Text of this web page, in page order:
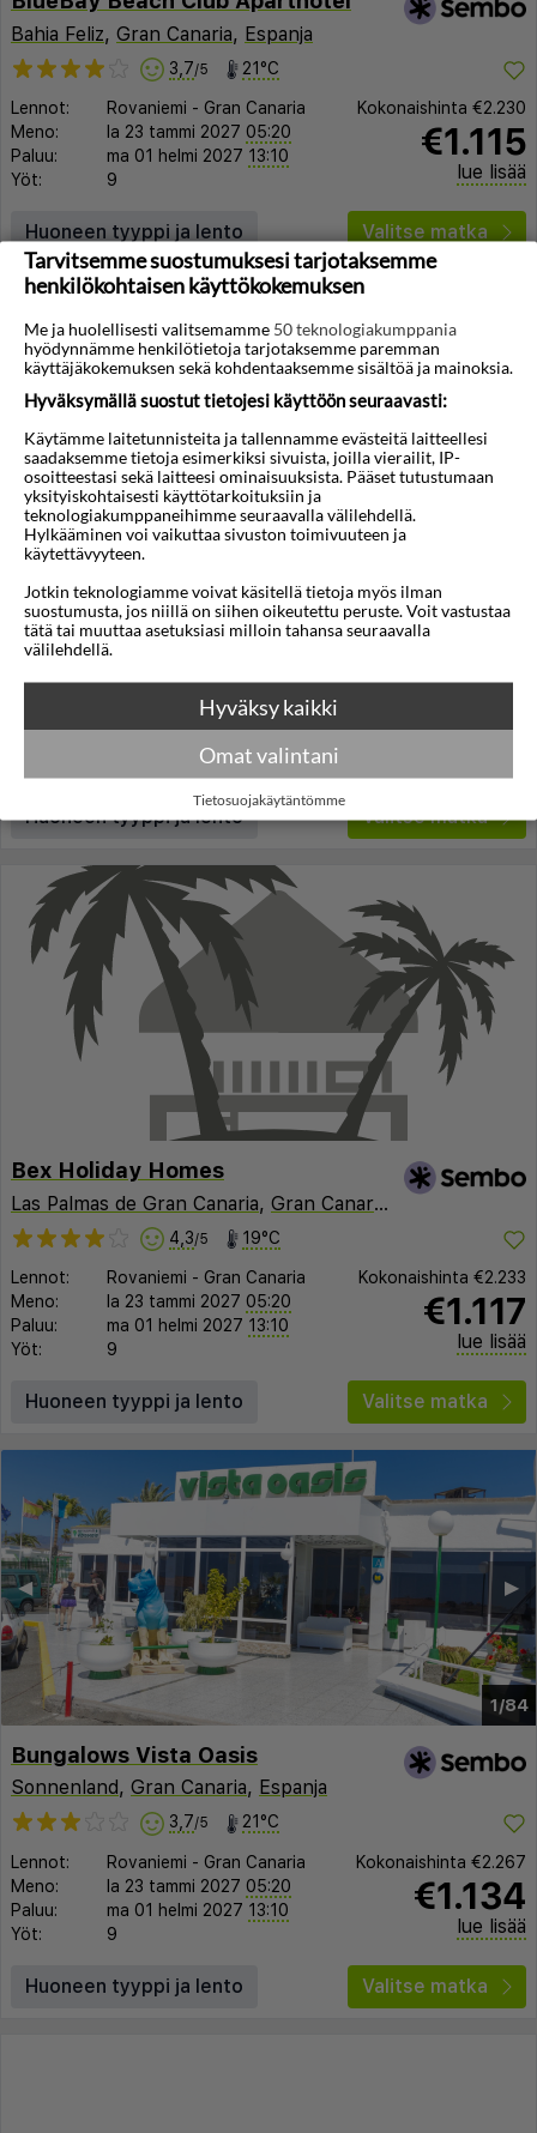
Bahia Feliz, Gran Canaria, Espanja
3,7/5 21°C
Lennot: Rovaniemi - Gran Canaria
Meno:
la 23 tammi 2027 05:20
Paluu:
ma 01 helmi 2027 13:10
Yöt:
9
Kokonaishinta €2.230
€1.115
lue lisää
Huoneen tyyppi ja lento Valitse matka
Hotel Silken Saaj Las Palmas
Las Palmas de Gran Canaria ,Gran Canaria ,Espanja
la 23 tammi 2027 05:20
€1.116
Huoneen tyyppi ja lento Valitse matka
Bex Holiday Homes
Las Palmas de Gran Canaria, Gran Canaria
4,3/5 19°C
Lennot: Rovaniemi - Gran Canaria
Meno:
la 23 tammi 2027 05:20
Paluu:
ma 01 helmi 2027 13:10
Yöt:
9
Kokonaishinta €2.233
€1.117
lue lisää
Huoneen tyyppi ja lento Valitse matka
1/84
▶︎
◀︎
Bungalows Vista Oasis
Sonnenland, Gran Canaria, Espanja
3,7/5 21°C
Lennot: Rovaniemi - Gran Canaria
Meno:
la 23 tammi 2027 05:20
Paluu:
ma 01 helmi 2027 13:10
Yöt:
9
Kokonaishinta €2.267
€1.134
lue lisää
Huoneen tyyppi ja lento Valitse matka
Tarvitsemme suostumuksesi tarjotaksemme
henkilökohtaisen käyttökokemuksen
Me ja huolellisesti valitsemamme 50 teknologiakumppania
hyödynnämme henkilötietoja tarjotaksemme paremman
käyttäjäkokemuksen sekä kohdentaaksemme sisältöä ja mainoksia.
Hyväksymällä suostut tietojesi käyttöön seuraavasti:
Käytämme laitetunnisteita ja tallennamme evästeitä laitteellesi
saadaksemme tietoja esimerkiksi sivuista, joilla vierailit, IP-
osoitteestasi sekä laitteesi ominaisuuksista. Pääset tutustumaan
yksityiskohtaisesti käyttötarkoituksiin ja
teknologiakumppaneihimme seuraavalla välilehdellä.
Hylkääminen voi vaikuttaa sivuston toimivuuteen ja
käytettävyyteen.
Jotkin teknologiamme voivat käsitellä tietoja myös ilman
suostumusta, jos niillä on siihen oikeutettu peruste. Voit vastustaa
tätä tai muuttaa asetuksiasi milloin tahansa seuraavalla
välilehdellä.
Hyväksy kaikki
Omat valintani
Tietosuojakäytäntömme